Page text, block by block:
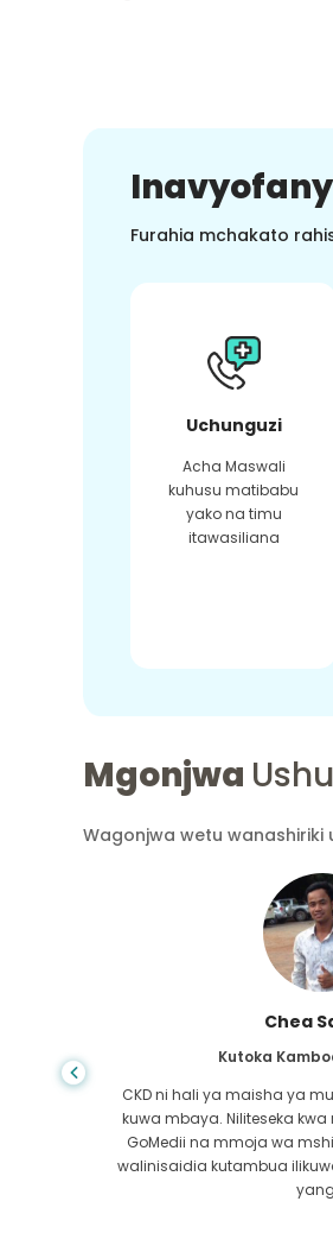
Furahia mchakato
Uchunguzi
Acha Maswali
kuhusu matibabu
yako na timu
itawasiliana
Mgonjwa
Wagonjwa wetu
Arif
Kutoka Bangladesh
Huwezi jua maisha
nilipogundulika kuwa na
kwenda. Pesa zangu
kufanya. Niliwasiliana na